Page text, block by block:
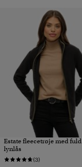
Estate fleecetrøje med fuld
lynlås
(3)